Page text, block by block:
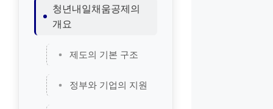
청년내일채움공제의
개요
제도의 기본 구조
정부와 기업의 지원